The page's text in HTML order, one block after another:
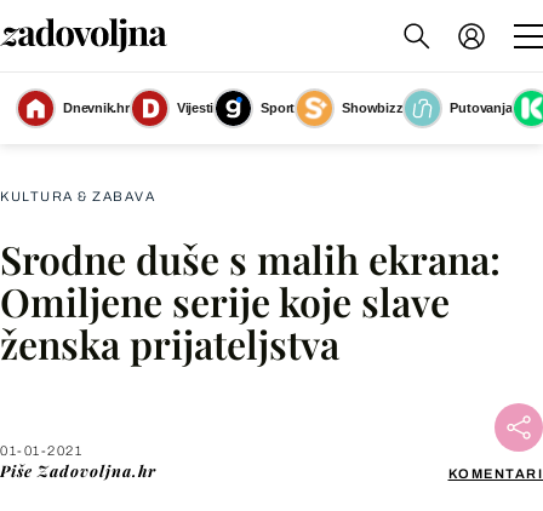
Dnevnik.hr Vijesti Sport Showbizz
Putovanja
Slika nije dostupna
KULTURA & ZABAVA
Srodne duše s malih ekrana:
Omiljene serije koje slave
ženska prijateljstva
01-01-2021
Piše Zadovoljna.hr KOMENTARI
Facebook
X